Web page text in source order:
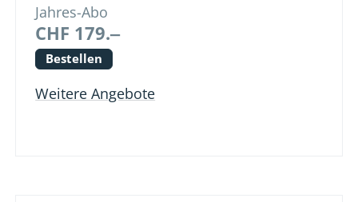
Jahres-Abo
CHF 179.‒
Bestellen
Weitere Angebote